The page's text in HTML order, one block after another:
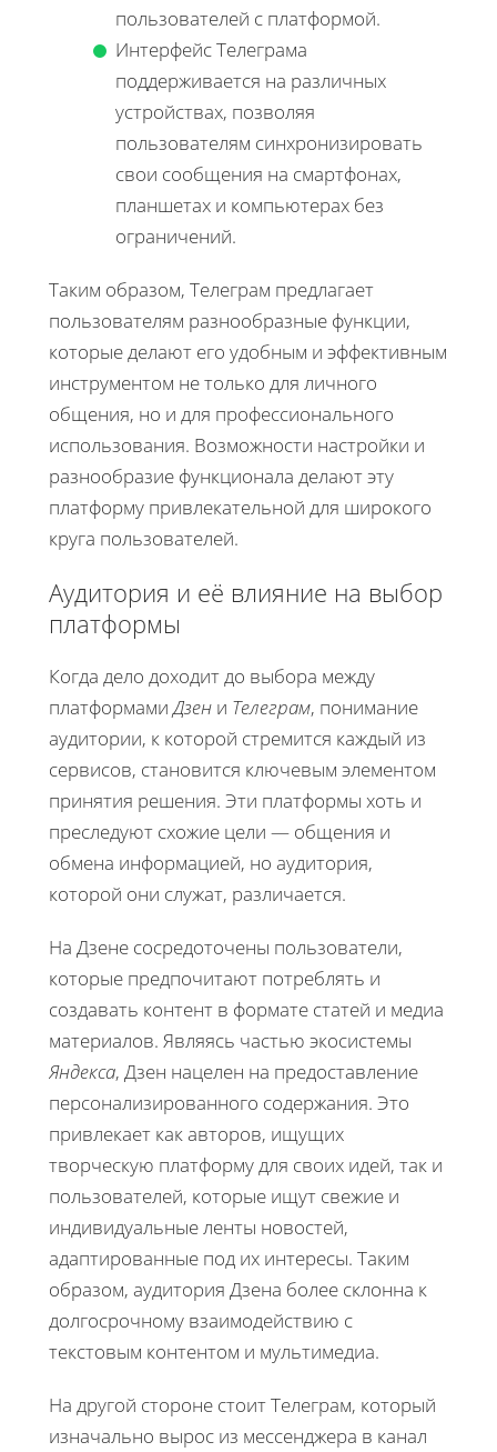
пользователей с платформой.
Интерфейс Телеграма
поддерживается на различных
устройствах, позволяя
пользователям синхронизировать
свои сообщения на смартфонах,
планшетах и компьютерах без
ограничений.
Таким образом, Телеграм предлагает
пользователям разнообразные функции,
которые делают его удобным и эффективным
инструментом не только для личного
общения, но и для профессионального
использования. Возможности настройки и
разнообразие функционала делают эту
платформу привлекательной для широкого
круга пользователей.
Аудитория и её влияние на выбор
платформы
Когда дело доходит до выбора между
платформамиДзен и Телеграм, понимание
аудитории, к которой стремится каждый из
сервисов, становится ключевым элементом
принятия решения. Эти платформы хоть и
преследуют схожие цели — общения и
обмена информацией, но аудитория,
которой они служат, различается.
На Дзене сосредоточены пользователи,
которые предпочитают потреблять и
создавать контент в формате статей и медиа
материалов. Являясь частью экосистемы
Яндекса, Дзен нацелен на предоставление
персонализированного содержания. Это
привлекает как авторов, ищущих
творческую платформу для своих идей, так и
пользователей, которые ищут свежие и
индивидуальные ленты новостей,
адаптированные под их интересы. Таким
образом, аудитория Дзена более склонна к
долгосрочному взаимодействию с
текстовым контентом и мультимедиа.
На другой стороне стоит Телеграм, который
изначально вырос из мессенджера в канал